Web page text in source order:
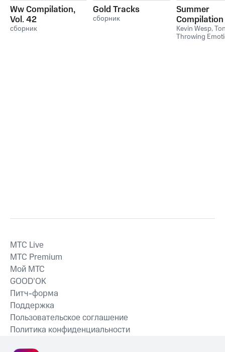
Ww Compilation,
Vol. 42
сборник
Gold Tracks
сборник
Summer
B Side
Kevin Wesp,
Throwing
MTС Live
MTС Premium
Мой МТС
GOOD’OK
Питч-форма
Поддержка
Пользовательское соглашение
Политика конфиденциальности